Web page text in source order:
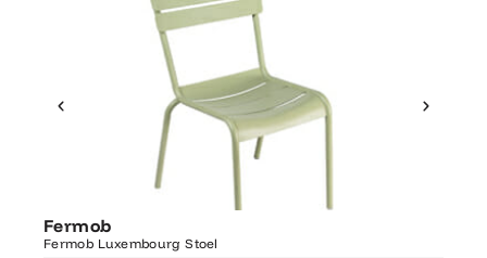
Fermob
Fermob Luxembourg Stoel
Ontdek Fermob
Luxembourg Stoel